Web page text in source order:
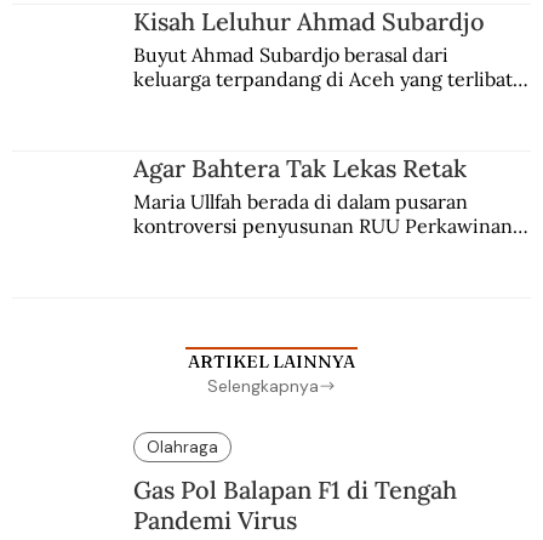
Kisah Leluhur Ahmad Subardjo
Buyut Ahmad Subardjo berasal dari
keluarga terpandang di Aceh yang terlibat
Agar Bahtera Tak Lekas Retak
Maria Ullfah berada di dalam pusaran
kontroversi penyusunan RUU Perkawinan.
ARTIKEL LAINNYA
Selengkapnya
Olahraga
Gas Pol Balapan F1 di Tengah
Pandemi Virus